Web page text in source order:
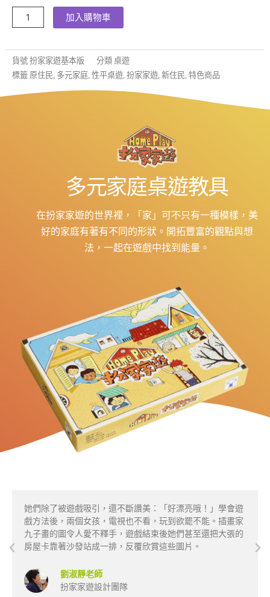
家
遊：
認
識
加入購物車
貨號 扮家家遊基本版 分類 桌遊
標籤 原住民, 多元家庭, 性平桌遊, 扮家家遊, 新住民, 特色商品
多元家庭桌遊教具
在扮家家遊的世界裡，「家」可不只有一種模樣，美
好的家庭有著有不同的形狀。開拓豐富的觀點與想
法，一起在遊戲中找到能量。
她們除了被遊戲吸引，還不斷讚美：「好漂亮哦！」學會遊
戲方法後，兩個女孩，電視也不看，玩到欲罷不能。插畫家
九子畫的圖令人愛不釋手，遊戲結束後她們甚至還把大張的
房屋卡靠著沙發站成一排，反覆欣賞這些圖片。
劉淑靜老師
扮家家遊設計團隊